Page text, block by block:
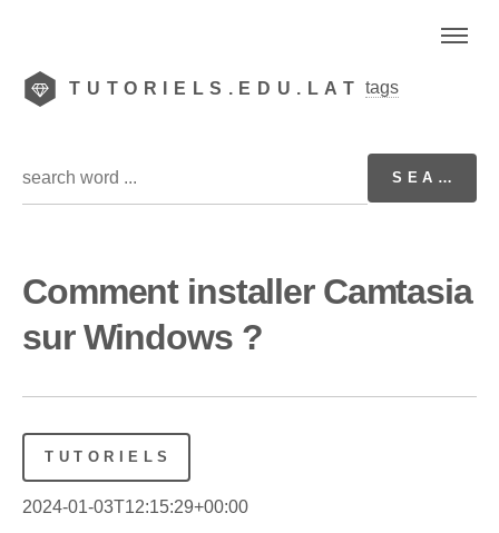
TUTORIELS.EDU.LAT tags
Comment installer Camtasia
sur Windows ?
TUTORIELS
2024-01-03T12:15:29+00:00